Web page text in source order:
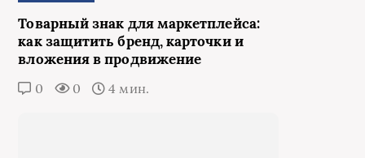
Товарный знак для маркетплейса:
как защитить бренд, карточки и
вложения в продвижение
0 0 4 мин.